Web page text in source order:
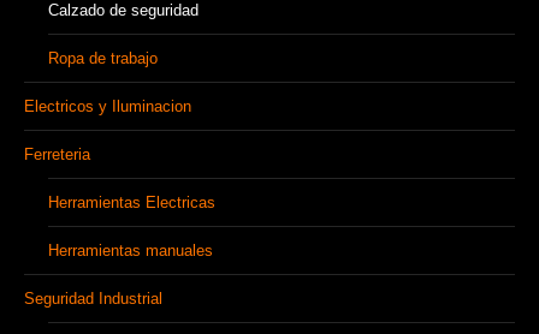
Calzado de seguridad
Ropa de trabajo
Electricos y Iluminacion
Ferreteria
Herramientas Electricas
Herramientas manuales
Seguridad Industrial